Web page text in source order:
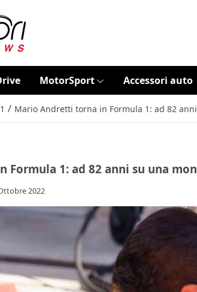
MotorSport Accessori auto
/ Mario Andretti torna in Formula 1: ad 82
1: ad 82 anni su una
2022